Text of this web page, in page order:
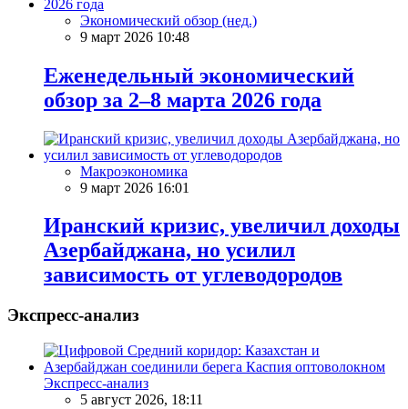
Экономический обзор (нед.)
9 март 2026 10:48
Еженедельный экономический
обзор за 2–8 марта 2026 года
Макроэкономика
9 март 2026 16:01
Иранский кризис, увеличил доходы
Азербайджана, но усилил
зависимость от углеводородов
Экспресс-анализ
Экспресс-анализ
5 август 2026, 18:11